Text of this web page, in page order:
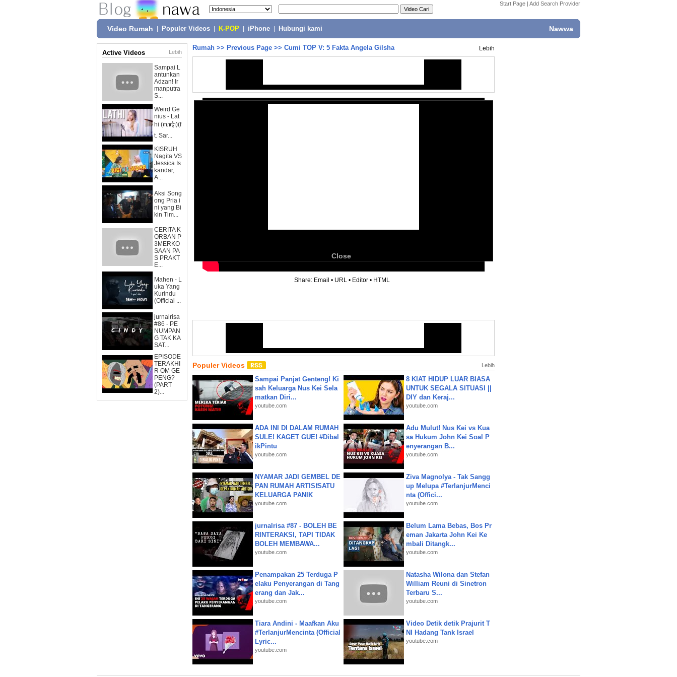
Start Page | Add Search Provider
Video Rumah Populer Videos K-POP iPhone Hubungi kami Nawwa
Active Videos Lebih
Sampai L
antunkan
Adzan! Ir
manputra
S...
Weird Ge
nius - Lat
hi (ꦭꦛꦶ)(f
t. Sar...
KISRUH
Nagita VS
Jessica Is
kandar,
A...
Aksi Song
ong Pria i
ni yang Bi
kin Tim...
CERITA K
ORBAN P
3MERKO
SAAN PA
S PRAKT
E...
Mahen - L
uka Yang
Kurindu
(Official ...
jurnalrisa
#86 - PE
NUMPAN
G TAK KA
SAT...
EPISODE
TERAKHI
R OM GE
PENG?
(PART
2)...
Rumah >> Previous Page >> Cumi TOP V: 5 Fakta Angela Gilsha Lebih
Close
Share: Email • URL • Editor • HTML
Populer Videos Lebih
Sampai Panjat Genteng! Ki
sah Keluarga Nus Kei Sela
matkan Diri...
youtube.com
8 KIAT HIDUP LUAR BIASA
UNTUK SEGALA SITUASI ||
DIY dan Keraj...
youtube.com
ADA INI DI DALAM RUMAH
SULE! KAGET GUE! #Dibal
ikPintu
youtube.com
Adu Mulut! Nus Kei vs Kua
sa Hukum John Kei Soal P
enyerangan B...
youtube.com
NYAMAR JADI GEMBEL DE
PAN RUMAH ARTIS❗SATU
KELUARGA PANIK
youtube.com
Ziva Magnolya - Tak Sangg
up Melupa #TerlanjurMenci
nta (Offici...
youtube.com
jurnalrisa #87 - BOLEH BE
RINTERAKSI, TAPI TIDAK
BOLEH MEMBAWA...
youtube.com
Belum Lama Bebas, Bos Pr
eman Jakarta John Kei Ke
mbali Ditangk...
youtube.com
Penampakan 25 Terduga P
elaku Penyerangan di Tang
erang dan Jak...
youtube.com
Natasha Wilona dan Stefan
William Reuni di Sinetron
Terbaru S...
youtube.com
Tiara Andini - Maafkan Aku
#TerlanjurMencinta (Official
Lyric...
youtube.com
Video Detik detik Prajurit T
NI Hadang Tank Israel
youtube.com